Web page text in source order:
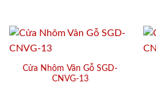
Cửa Nhôm Vân Gỗ SGD-
CNVG-13